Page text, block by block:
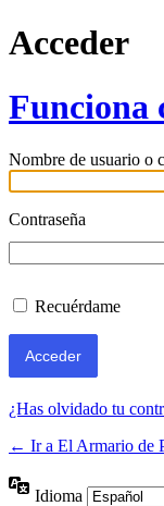
Acceder
Funciona
Nombre de usuario o
Contraseña
Recuérdame
¿Has olvidado tu
← Ir a El Armario de
Idioma